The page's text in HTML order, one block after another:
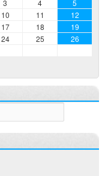
3 4
5
10 11
12
17 18
19
24 25
26